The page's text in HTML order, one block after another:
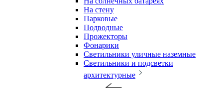
На стену
Парковые
Подводные
Прожекторы
Фонарики
Светильники уличные наземные
Светильники и подсветки
архитектурные